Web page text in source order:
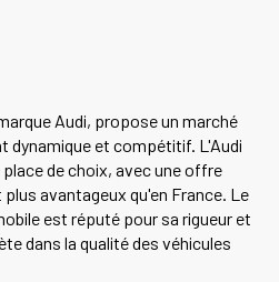
Audi, propose un marché
dynamique et compétitif. L'Audi
de choix, avec une offre
avantageux qu'en France. Le
est réputé pour sa rigueur et
dans la qualité des véhicules